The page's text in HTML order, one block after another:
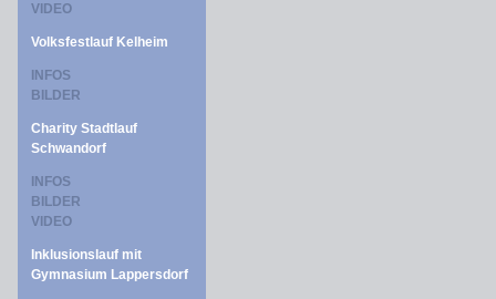
VIDEO
Volksfestlauf Kelheim
INFOS
BILDER
Charity Stadtlauf
Schwandorf
INFOS
BILDER
VIDEO
Inklusionslauf mit
Gymnasium Lappersdorf